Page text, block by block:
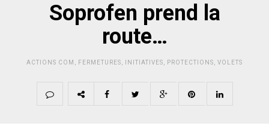
Soprofen prend la
route…
ACTIONS COM FERMETURES INITIATIVES PROTECTIONS VOLETS